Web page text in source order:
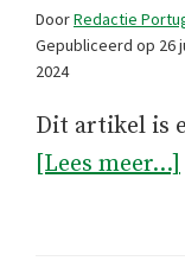
DoorRedactie
Gepubliceerd op 26
2024
Dit artikel is
[Lees meer...]